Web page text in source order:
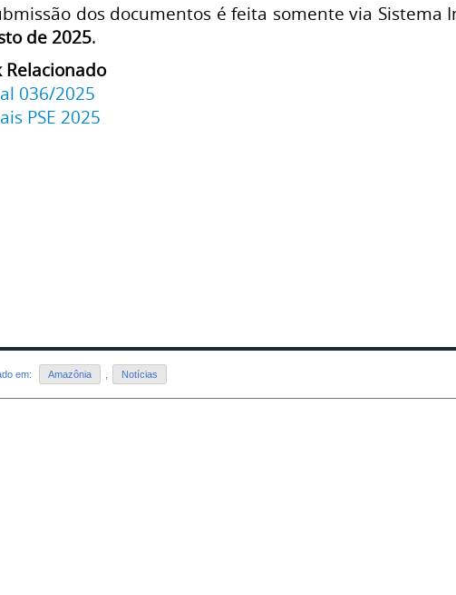
dos documentos é feita somente via Sistema
de 2025.
Relacionado
036/2025
PSE 2025
em: Amazônia Notícias